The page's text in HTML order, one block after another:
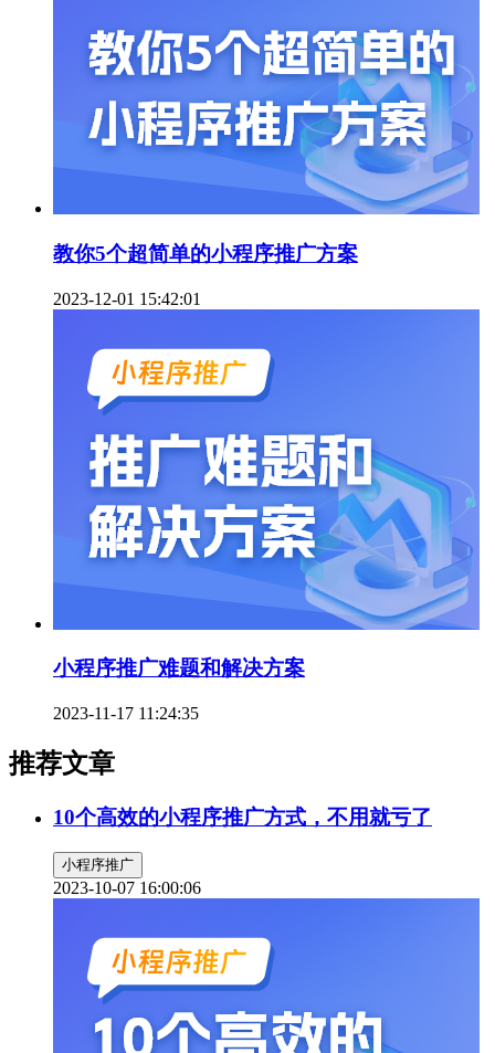
教你5个超简单的小程序推广方案
2023-12-01 15:42:01
小程序推广难题和解决方案
2023-11-17 11:24:35
推荐文章
10个高效的小程序推广方式，不用就亏了
小程序推广
2023-10-07 16:00:06